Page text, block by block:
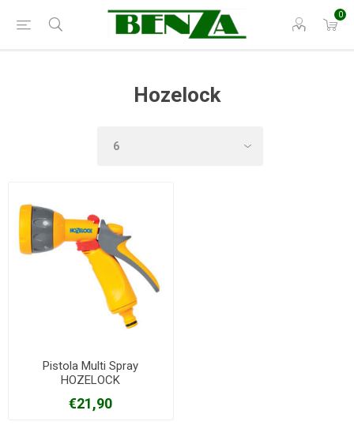
0
Hozelock
Pistola Multi Spray
HOZELOCK
€21,90